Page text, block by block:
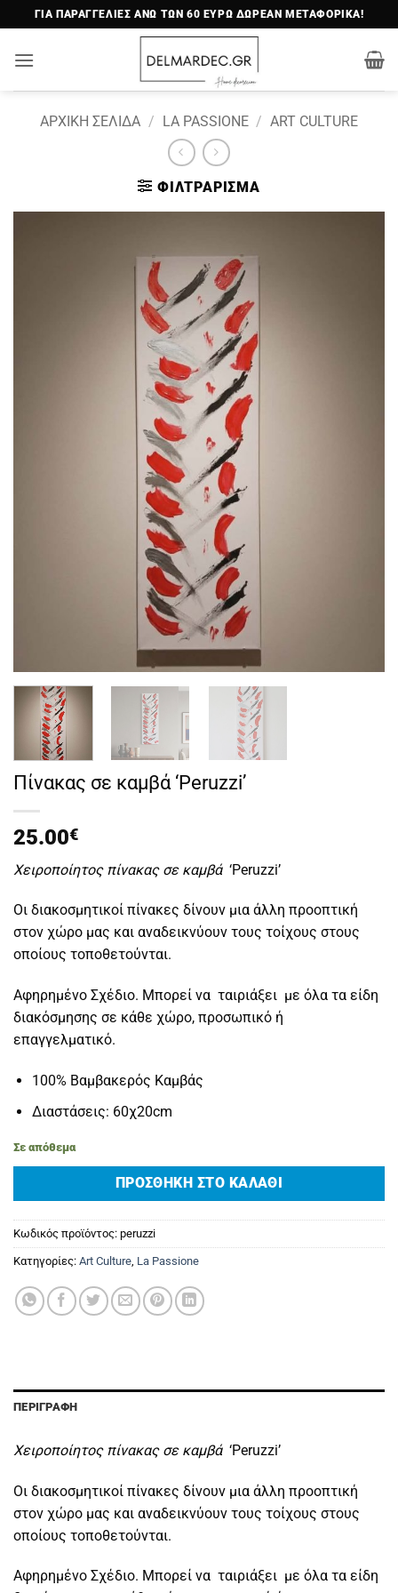
Μετάβαση
στο
περιεχόμενο
ΓΙΑ ΠΑΡΑΓΓΕΛΙΕΣ ΑΝΩ ΤΩΝ 60 ΕΥΡΩ ΔΩΡΕΑΝ ΜΕΤΑΦΟΡΙΚΑ!
ΑΡΧΙΚΉ ΣΕΛΊΔΑ / LA PASSIONE / ART CULTURE
ΦΙΛΤΡΆΡΙΣΜΑ
Πίνακας σε καμβά ‘Peruzzi’
25.00€
Χειροποίητος πίνακας σε καμβά ‘Peruzzi’
Οι διακοσμητικοί πίνακες δίνουν μια άλλη προοπτική
στον χώρο μας και αναδεικνύουν τους τοίχους στους
οποίους τοποθετούνται.
Αφηρημένο Σχέδιο. Μπορεί να ταιριάξει με όλα τα είδη
διακόσμησης σε κάθε χώρο, προσωπικό ή
επαγγελματικό.
100% Βαμβακερός Καμβάς
Διαστάσεις: 60χ20cm
Σε απόθεμα
ΠΡΟΣΘΉΚΗ ΣΤΟ ΚΑΛΆΘΙ
Κωδικός προϊόντος: peruzzi
Κατηγορίες: Art Culture La Passione
ΠΕΡΙΓΡΑΦΉ
Χειροποίητος πίνακας σε καμβά‘Peruzzi’
Οι διακοσμητικοί πίνακες δίνουν μια άλλη προοπτική
στον χώρο μας και αναδεικνύουν τους τοίχους στους
οποίους τοποθετούνται.
Αφηρημένο Σχέδιο. Μπορεί να ταιριάξει με όλα τα είδη